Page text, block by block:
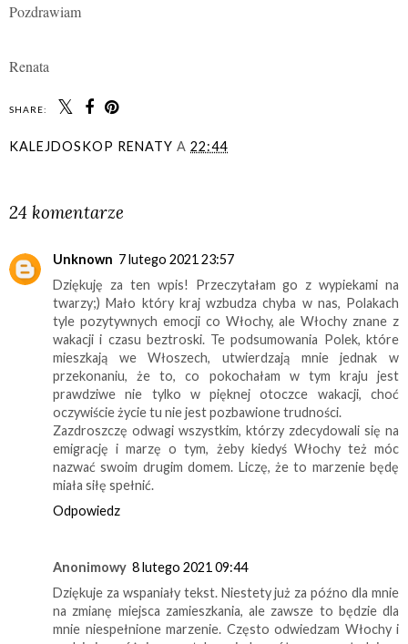
Pozdrawiam
Renata
SHARE:
KALEJDOSKOP RENATY A 22:44
24 komentarze
Unknown 7 lutego 2021 23:57
Dziękuję za ten wpis! Przeczytałam go z wypiekami na
twarzy;) Mało który kraj wzbudza chyba w nas, Polakach
tyle pozytywnych emocji co Włochy, ale Włochy znane z
wakacji i czasu beztroski. Te podsumowania Polek, które
mieszkają we Włoszech, utwierdzają mnie jednak w
przekonaniu, że to, co pokochałam w tym kraju jest
prawdziwe nie tylko w pięknej otoczce wakacji, choć
oczywiście życie tu nie jest pozbawione trudności.
Zazdroszczę odwagi wszystkim, którzy zdecydowali się na
emigrację i marzę o tym, żeby kiedyś Włochy też móc
nazwać swoim drugim domem. Liczę, że to marzenie będę
miała siłę spełnić.
Odpowiedz
Anonimowy 8 lutego 2021 09:44
Dziękuje za wspaniały tekst. Niestety już za późno dla mnie
na zmianę miejsca zamieszkania, ale zawsze to będzie dla
mnie niespełnione marzenie. Często odwiedzam Włochy i